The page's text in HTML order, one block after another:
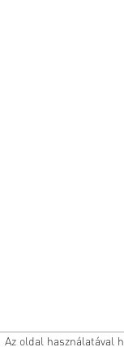
Az oldal használatával